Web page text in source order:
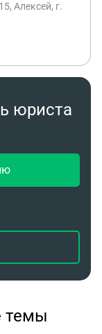
Я
Алексей, г.
юриста
темы